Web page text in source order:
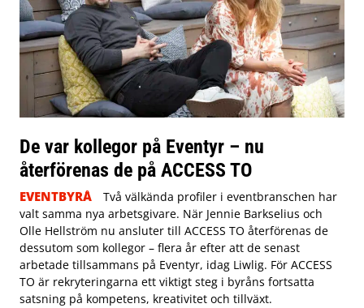
De var kollegor på Eventyr – nu
återförenas de på ACCESS TO
EVENTBYRÅ
Två välkända profiler i eventbranschen har
valt samma nya arbetsgivare. När Jennie Barkselius och
Olle Hellström nu ansluter till ACCESS TO återförenas de
dessutom som kollegor – flera år efter att de senast
arbetade tillsammans på Eventyr, idag Liwlig. För ACCESS
TO är rekryteringarna ett viktigt steg i byråns fortsatta
satsning på kompetens, kreativitet och tillväxt.